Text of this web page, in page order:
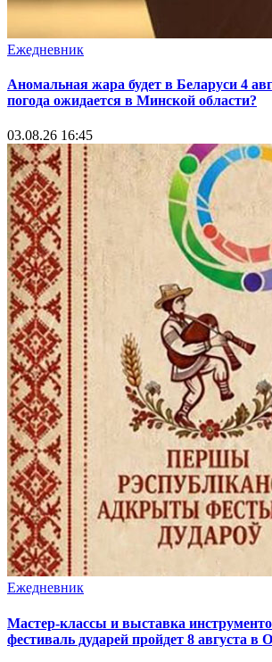
Ежедневник
Аномальная жара будет в Беларуси 4
погода ожидается в Минской области?
03.08.26 16:45
Ежедневник
Мастер-классы и выставка
фестиваль дударей пройдет 8 августа в